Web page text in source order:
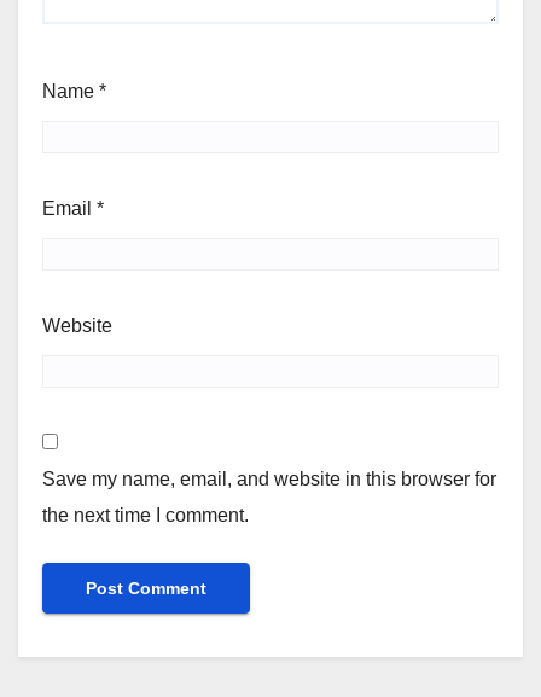
Name *
Email *
Website
Save my name, email, and website in this browser for
the next time I comment.